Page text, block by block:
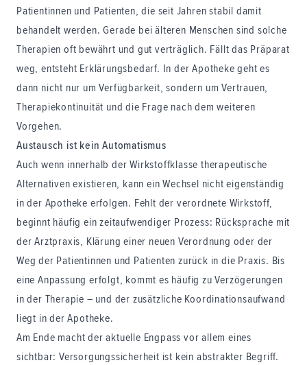
Patientinnen und Patienten, die seit Jahren stabil damit
behandelt werden. Gerade bei älteren Menschen sind solche
Therapien oft bewährt und gut verträglich. Fällt das Präparat
weg, entsteht Erklärungsbedarf. In der Apotheke geht es
dann nicht nur um Verfügbarkeit, sondern um Vertrauen,
Therapiekontinuität und die Frage nach dem weiteren
Vorgehen.
Austausch ist kein Automatismus
Auch wenn innerhalb der Wirkstoffklasse therapeutische
Alternativen existieren, kann ein Wechsel nicht eigenständig
in der Apotheke erfolgen. Fehlt der verordnete Wirkstoff,
beginnt häufig ein zeitaufwendiger Prozess: Rücksprache mit
der Arztpraxis, Klärung einer neuen Verordnung oder der
Weg der Patientinnen und Patienten zurück in die Praxis. Bis
eine Anpassung erfolgt, kommt es häufig zu Verzögerungen
in der Therapie – und der zusätzliche Koordinationsaufwand
liegt in der Apotheke.
Am Ende macht der aktuelle Engpass vor allem eines
sichtbar: Versorgungssicherheit ist kein abstrakter Begriff.